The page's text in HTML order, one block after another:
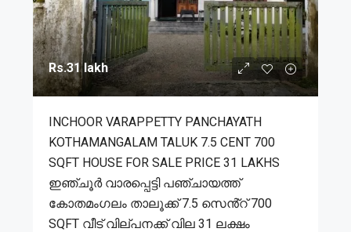
Rs.31 lakh
INCHOOR VARAPPETTY PANCHAYATH
KOTHAMANGALAM TALUK 7.5 CENT 700
SQFT HOUSE FOR SALE PRICE 31 LAKHS
ഇഞ്ചൂർ വാരപ്പെട്ടി പഞ്ചായത്ത്
കോതമംഗലം താലൂക്ക് 7.5 സെൻ്റ് 700
SQFT വീട് വില്പനക്ക് വില 31 ലക്ഷം